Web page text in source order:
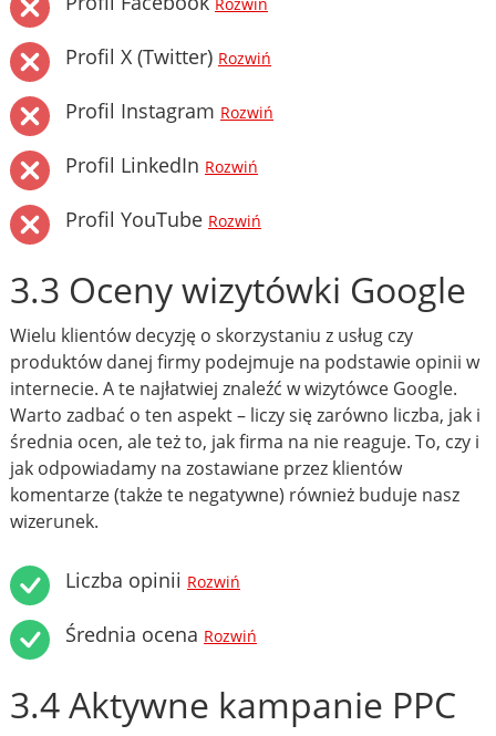
Rozwiń
Profil X (Twitter) Rozwiń
Profil Instagram Rozwiń
Profil LinkedIn Rozwiń
Profil YouTube Rozwiń
3.3 Oceny wizytówki Google
Wielu klientów decyzję o skorzystaniu z usług czy
produktów danej firmy podejmuje na podstawie opinii w
internecie. A te najłatwiej znaleźć w wizytówce Google.
Warto zadbać o ten aspekt – liczy się zarówno liczba, jak i
średnia ocen, ale też to, jak firma na nie reaguje. To, czy i
jak odpowiadamy na zostawiane przez klientów
komentarze (także te negatywne) również buduje nasz
wizerunek.
Liczba opinii Rozwiń
Średnia ocena Rozwiń
3.4 Aktywne kampanie PPC